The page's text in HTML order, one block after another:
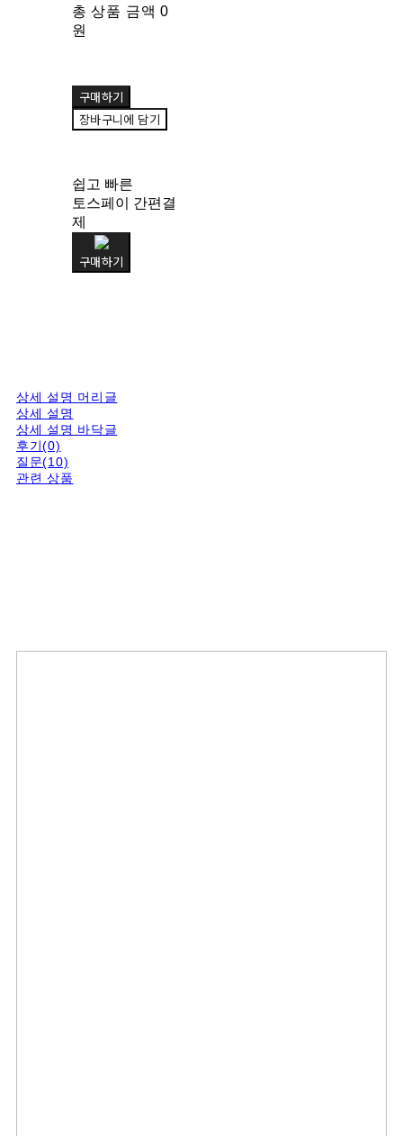
총 상품 금액 0
원
구매하기
장바구니에 담기
쉽고 빠른
토스페이 간편결
제
구매하기
상세 설명 머리글
상세 설명
상세 설명 바닥글
후기(0)
질문(10)
관련 상품